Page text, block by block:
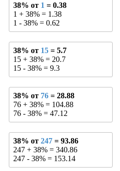
38% от 1 = 0.38
1 + 38% = 1.38
1 - 38% = 0.62
38% от 15 = 5.7
15 + 38% = 20.7
15 - 38% = 9.3
38% от 76 = 28.88
76 + 38% = 104.88
76 - 38% = 47.12
38% от 247 = 93.86
247 + 38% = 340.86
247 - 38% = 153.14